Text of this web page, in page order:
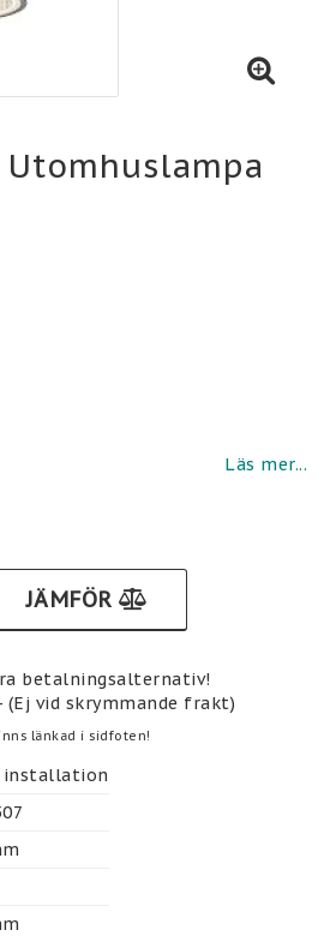
Utomhuslampa
Läs mer...
JÄMFÖR
betalningsalternativ!
vid skrymmande frakt)
länkad i sidfoten!
installation